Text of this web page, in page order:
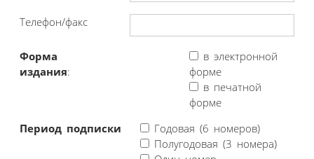
Телефон/факс
Форма
издания:
в электронной
форме
в печатной
форме
Период подписки
Годовая (6 номеров)
Полугодовая (3 номера)